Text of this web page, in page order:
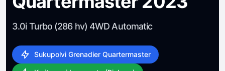
3.0i Turbo (286 hv) 4WD Automatic
Sukupolvi Grenadier Quartermaster